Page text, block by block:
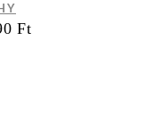
Ft